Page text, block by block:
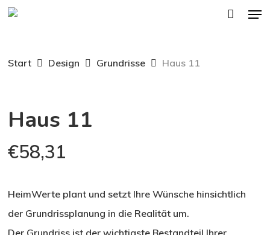
Skip
content
Start Design Grundrisse Haus 11
Haus 11
€58,31
HeimWerte plant und setzt Ihre Wünsche hinsichtlich
der Grundrissplanung in die Realität um.
Der Grundriss ist der wichtigste Bestandteil Ihrer